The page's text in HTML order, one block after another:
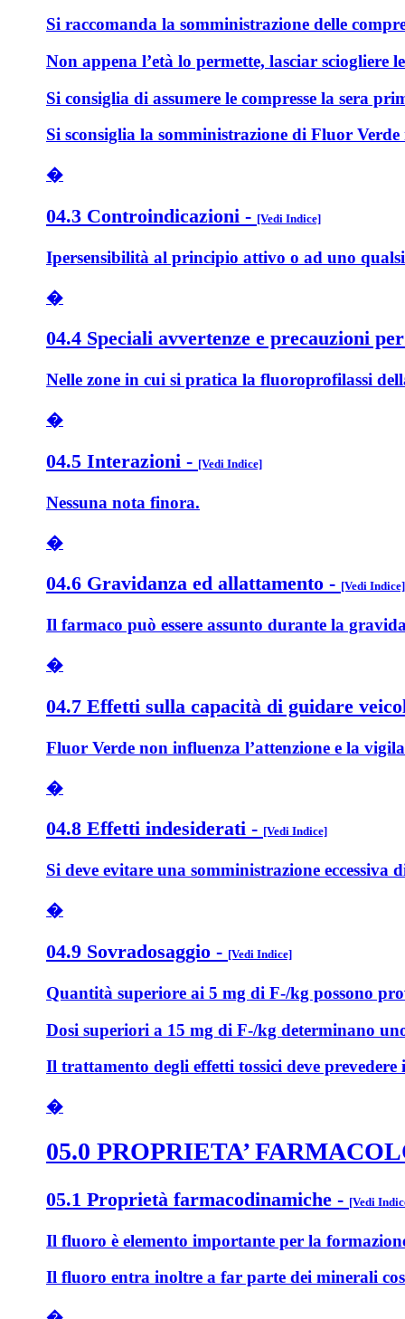
Si raccomanda la somministrazione delle
Non appena l’età lo permette, lasciar sciogliere
Si consiglia di assumere le compresse la sera
Si sconsiglia la somministrazione di Fluor
�
04.3 Controindicazioni - [Vedi Indice]
Ipersensibilità al principio attivo o ad uno
�
04.4 Speciali avvertenze e precauzioni per
Nelle zone in cui si pratica la fluoroprofilassi
�
04.5 Interazioni - [Vedi Indice]
Nessuna nota finora.
�
04.6 Gravidanza ed allattamento - [Vedi Indice]
Il farmaco può essere assunto durante la
�
04.7 Effetti sulla capacità di guidare
Fluor Verde non influenza l’attenzione e la
�
04.8 Effetti indesiderati - [Vedi Indice]
Si deve evitare una somministrazione
�
04.9 Sovradosaggio - [Vedi Indice]
Quantità superiore ai 5 mg di F-/kg possono
Dosi superiori a 15 mg di F-/kg determinano
Il trattamento degli effetti tossici deve
�
05.0 PROPRIETA’
05.1 Proprietà farmacodinamiche - [Vedi
Il fluoro è elemento importante per la
Il fluoro entra inoltre a far parte dei minerali